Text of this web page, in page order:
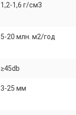
1,2-1,6 г/см3
5-20 млн. м2/год
≥45db
3-25 мм